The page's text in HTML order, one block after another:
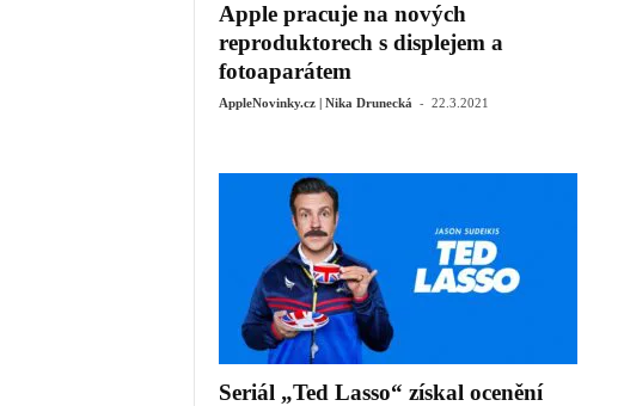
Apple pracuje na nových
reproduktorech s displejem a
fotoaparátem
AppleNovinky.cz | Nika Drunecká - 22.3.2021
Seriál „Ted Lasso“ získal ocenění